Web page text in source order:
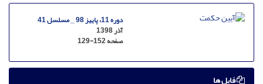
دوره 11، پاییز 98 _ مسلسل 41
آذر 1398
صفحه129-152
فایل ها